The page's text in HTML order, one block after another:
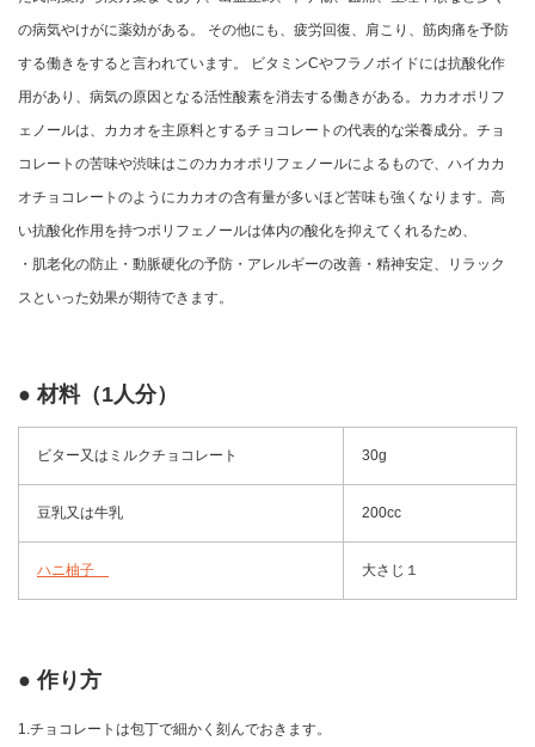
の病気やけがに薬効がある。 その他にも、疲労回復、肩こり、筋肉痛を予防
する働きをすると言われています。 ビタミンCやフラノボイドには抗酸化作
用があり、病気の原因となる活性酸素を消去する働きがある。カカオポリフ
ェノールは、カカオを主原料とするチョコレートの代表的な栄養成分。チョ
コレートの苦味や渋味はこのカカオポリフェノールによるもので、ハイカカ
オチョコレートのようにカカオの含有量が多いほど苦味も強くなります。高
い抗酸化作用を持つポリフェノールは体内の酸化を抑えてくれるため、
・肌老化の防止・動脈硬化の予防・アレルギーの改善・精神安定、リラック
スといった効果が期待できます。
● 材料（1人分）
ビター又はミルクチョコレート 30g
豆乳又は牛乳 200cc
ハニ柚子 大さじ１
● 作り方
1.チョコレートは包丁で細かく刻んでおきます。